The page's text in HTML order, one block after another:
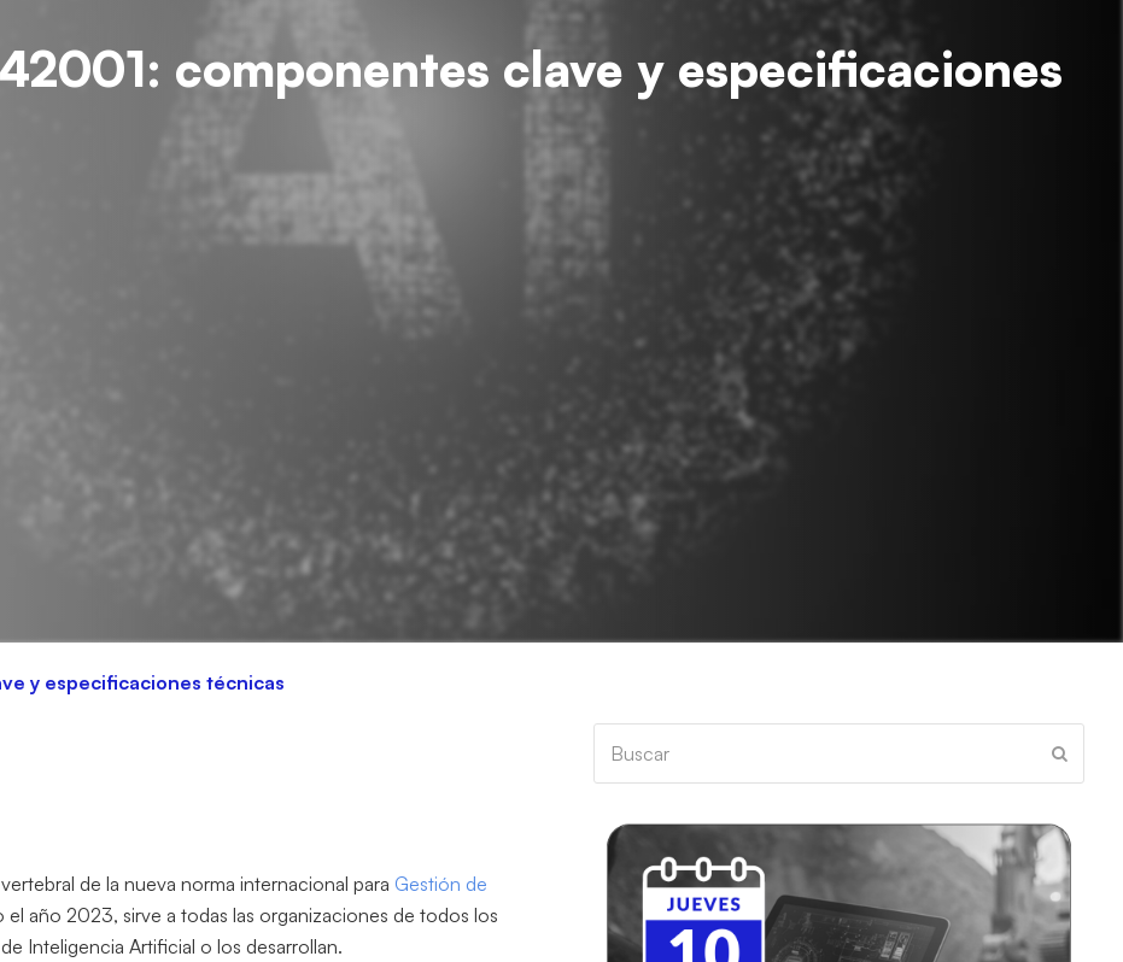
componentes clave y especificaciones
y especificaciones técnicas
de la nueva norma internacional para Gestión de
el año 2023, sirve a todas las organizaciones de todos los
Inteligencia Artificial o los desarrollan.